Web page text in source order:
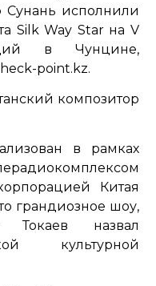
Сунань исполнили
Silk Way Star на V
в Чунцине,
point.kz.
композитор
в рамках
Китая
грандиозное шоу,
Токаев назвал
культурной